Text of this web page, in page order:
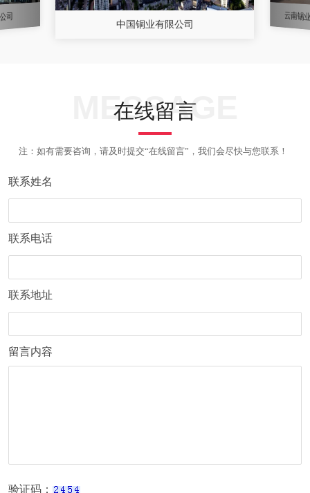
司 中国铜业有限公司 云南
MESSAGE
在线留言
注：如有需要咨询，请及时提交“在线留言”，我们会尽快与您联系！
联系姓名
联系电话
联系地址
留言内容
验证码：